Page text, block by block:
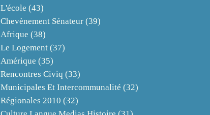
L'école (43)
Chevènement Sénateur (39)
Afrique (38)
Le Logement (37)
Amérique (35)
Rencontres Civiq (33)
Municipales Et Intercommunalité (32)
Régionales 2010 (32)